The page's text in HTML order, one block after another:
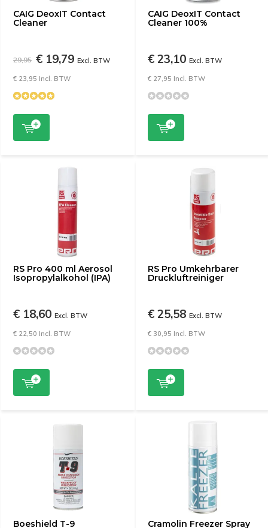
CAIG DeoxIT Contact
Cleaner
29,95 € 19,79 Excl. BTW
€ 23,95 Incl. BTW
CAIG DeoxIT Contact
Cleaner 100%
€ 23,10 Excl. BTW
€ 27,95 Incl. BTW
RS Pro 400 ml Aerosol
Isopropylalkohol (IPA)
€ 18,60 Excl. BTW
€ 22,50 Incl. BTW
RS Pro Umkehrbarer
Druckluftreiniger
€ 25,58 Excl. BTW
€ 30,95 Incl. BTW
Boeshield T-9
Cramolin Freezer Spray